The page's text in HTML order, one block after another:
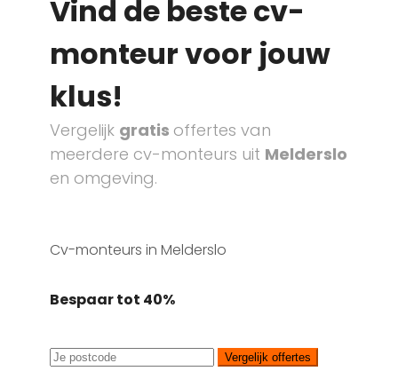
Vind de beste cv-
monteur voor jouw
klus!
Vergelijk gratis offertes van
meerdere cv-monteurs uit Melderslo
en omgeving.
Cv-monteurs in Melderslo
Bespaar tot 40%
Vergelijk offertes